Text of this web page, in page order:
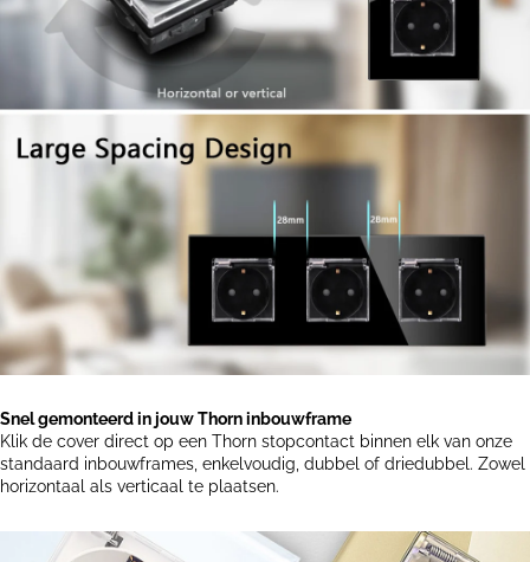
Snel gemonteerd in jouw Thorn inbouwframe
Klik de cover direct op een Thorn stopcontact binnen elk van onze
standaard inbouwframes, enkelvoudig, dubbel of driedubbel. Zowel
horizontaal als verticaal te plaatsen.